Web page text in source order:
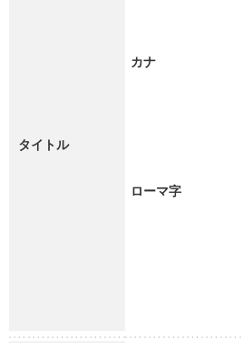
タイトル
カナ
ローマ字